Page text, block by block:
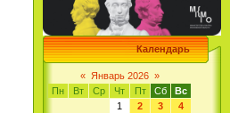
Календарь
« Январь 2026 »
Пн
Вт Ср Чт Пт Сб
Вс
1
2 3
4